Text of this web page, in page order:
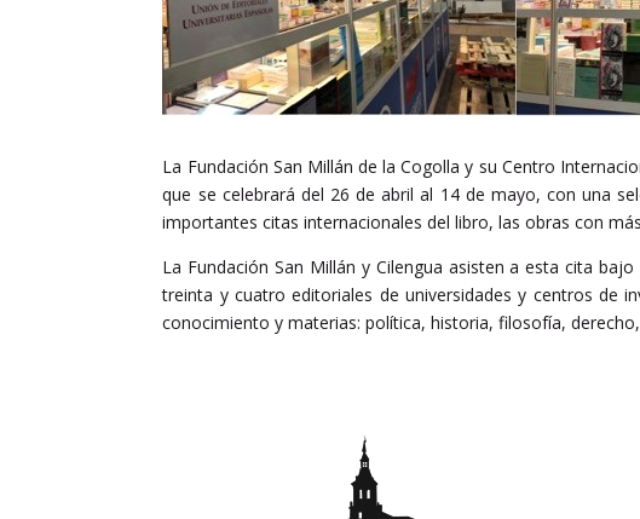
La Fundación San Millán de la Cogolla y su Centro
que se celebrará del 26 de abril al 14 de mayo, con una
importantes citas internacionales del libro, las obras con
La Fundación San Millán y Cilengua asisten a esta cita
treinta y cuatro editoriales de universidades y centros de
conocimiento y materias: política, historia, filosofía,